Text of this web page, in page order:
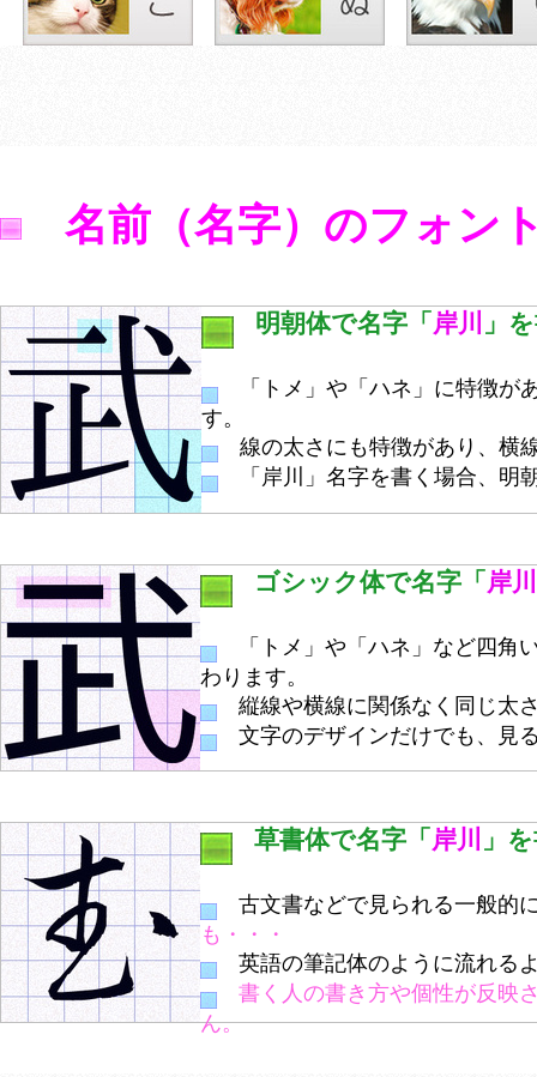
名前（名字）のフォン
明朝体で名字「 岸川 」
「トメ」や「ハネ」に特徴が
す。
線の太さにも特徴があり、横
「岸川」名字を書く場合、明
ゴシック体で名字「 岸川
「トメ」や「ハネ」など四角
わります。
縦線や横線に関係なく同じ太
文字のデザインだけでも、見
草書体で名字「 岸川 」
古文書などで見られる一般的
も・・・
英語の筆記体のように流れる
書く人の書き方や個性が反映
ん。